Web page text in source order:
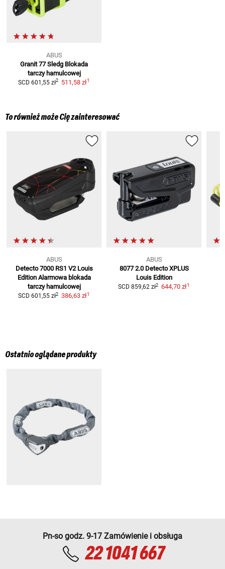
ABUS
Granit 77 Sledg Blokada
tarczy hamulcowej
SCD 601,55 zł2 511,58 zł1
To również może Cię zainteresować
ABUS
Detecto 7000 RS1 V2 Louis
Edition Alarmowa blokada
tarczy hamulcowej
SCD 601,55 zł2 386,63 zł1
ABUS
8077 2.0 Detecto XPLUS
Louis Edition
SCD 859,62 zł2 644,70 zł1
Ostatnio oglądane produkty
Pn-so godz. 9-17 Zamówienie i obsługa
22 1041 667